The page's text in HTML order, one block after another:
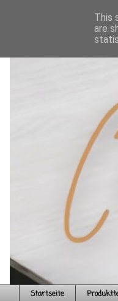
Startseite
This
are